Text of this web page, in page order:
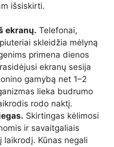
išsiskirti.
ekranų. Telefonai,
skleidžia mėlyną
primena dienos
ekranų sesija
gamybą net 1–2
lieka budrumo
rodo naktį.
Skirtingas kėlimosi
ir savaitgaliais
laikrodį. Kūnas negali